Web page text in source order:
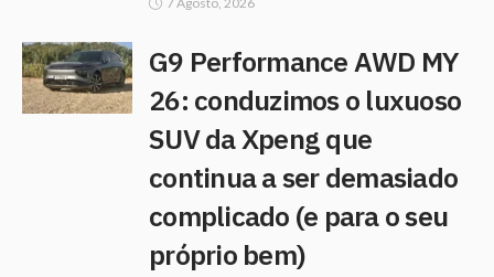
G9 Performance AWD MY
26: conduzimos o luxuoso
SUV da Xpeng que
continua a ser demasiado
complicado (e para o seu
próprio bem)